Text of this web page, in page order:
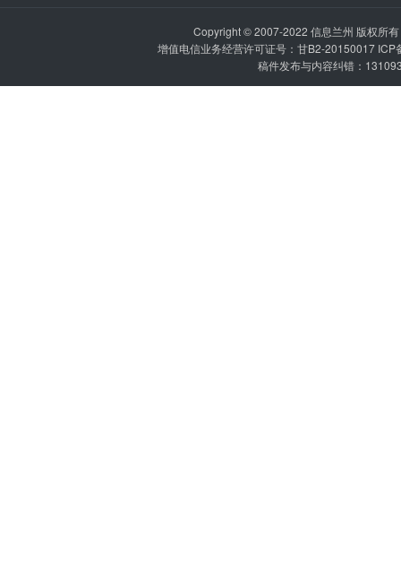
Copyright © 2007-2022 信息兰州 版权所
增值电信业务经营许可证号：甘B2-20150017 ICP
稿件发布与内容纠错：